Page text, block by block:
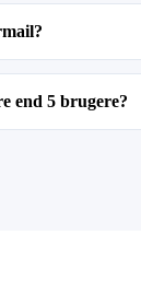
end 5 brugere?